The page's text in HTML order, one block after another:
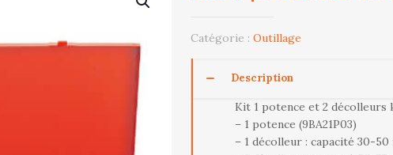
Catégorie : Outillage
Description
Kit 1 potence et 2 décolleurs
– 1 potence (9BA21P03)
– 1 décolleur : capacité 30-50